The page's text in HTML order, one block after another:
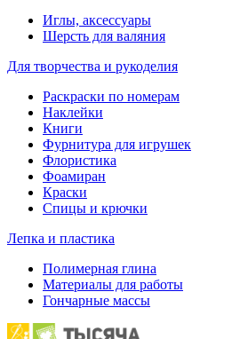
Иглы, аксессуары
Шерсть для валяния
Для творчества и рукоделия
Раскраски по номерам
Наклейки
Книги
Фурнитура для игрушек
Флористика
Фоамиран
Краски
Спицы и крючки
Лепка и пластика
Полимерная глина
Материалы для работы
Гончарные массы